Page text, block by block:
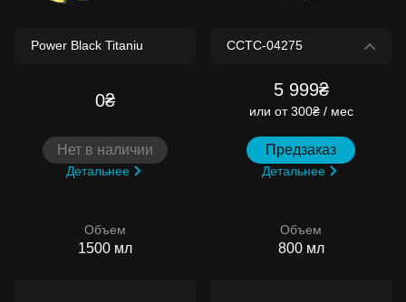
0₴
Нет в наличии
Детальнее
Объем
1500 мл
5 999₴
или от 300₴ / мес
Предзаказ
Детальнее
Объем
800 мл